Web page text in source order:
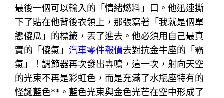
最後一個可以輸入的「情緒燃料」口。他迅速撕
下了貼在他背後衣領上，那張寫著「我就是個單
戀傻瓜」的標籤，丟了進去。他必須用自己最真
實的「傻氣」汽車零件報價去對抗金牛座的「霸
氣」！調節器再次發出轟鳴，這一次，射向天空
的光束不再是彩虹色，而是充滿了水瓶座特有的
怪誕藍色**。藍色光束與金色光芒在空中形成了